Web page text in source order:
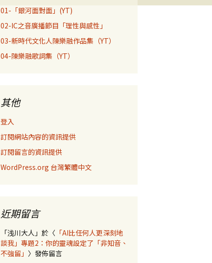
01-「銀河面對面」(YT)
02-IC之音廣播節目「理性與感性」
03-新時代文化人陳樂融作品集（YT）
04-陳樂融歌詞集（YT）
其他
登入
訂閱網站內容的資訊提供
訂閱留言的資訊提供
WordPress.org 台灣繁體中文
近期留言
「浅川大人 」於〈 「AI比任何人更深刻地
談我」專題2：你的靈魂設定了「非知音、
不強留」 〉發佈留言